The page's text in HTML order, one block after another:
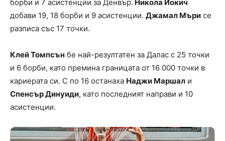
борби и 7 асистенции за Денвър. Никола Йокич
добави 19, 18 борби и 9 асистенции. Джамал Мъри се
разписа със 17 точки.
Клей Томпсън бе най-резултатен за Далас с 25 точки
и 6 борби, като премина границата от 16 000 точки в
кариерата си. С по 16 останаха Наджи Маршал и
Спенсър Динуиди, като последният направи и 10
асистенции.